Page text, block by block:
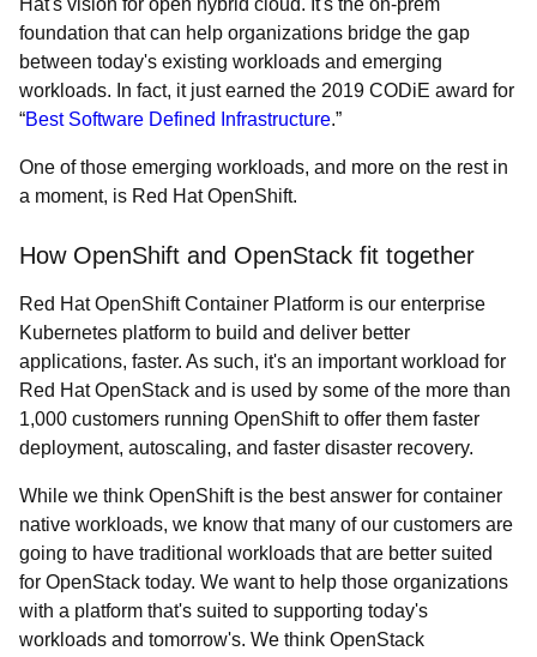
Hat's vision for open hybrid cloud. It's the on-prem
foundation that can help organizations bridge the gap
between today's existing workloads and emerging
workloads. In fact, it just earned the 2019 CODiE award for
“Best Software Defined Infrastructure.”
One of those emerging workloads, and more on the rest in
a moment, is Red Hat OpenShift.
How OpenShift and OpenStack fit together
Red Hat OpenShift Container Platform is our enterprise
Kubernetes platform to build and deliver better
applications, faster. As such, it's an important workload for
Red Hat OpenStack and is used by some of the more than
1,000 customers running OpenShift to offer them faster
deployment, autoscaling, and faster disaster recovery.
While we think OpenShift is the best answer for container
native workloads, we know that many of our customers are
going to have traditional workloads that are better suited
for OpenStack today. We want to help those organizations
with a platform that's suited to supporting today's
workloads and tomorrow's. We think OpenStack